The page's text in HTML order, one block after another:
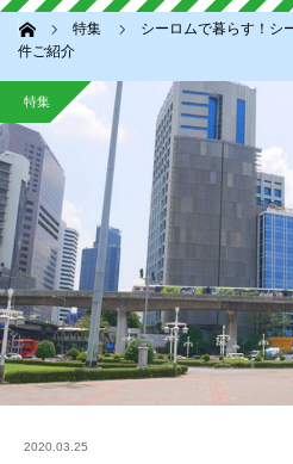
ホーム 特集
シーロムで暮らす！シ
件ご紹介
特集
2020.03.25